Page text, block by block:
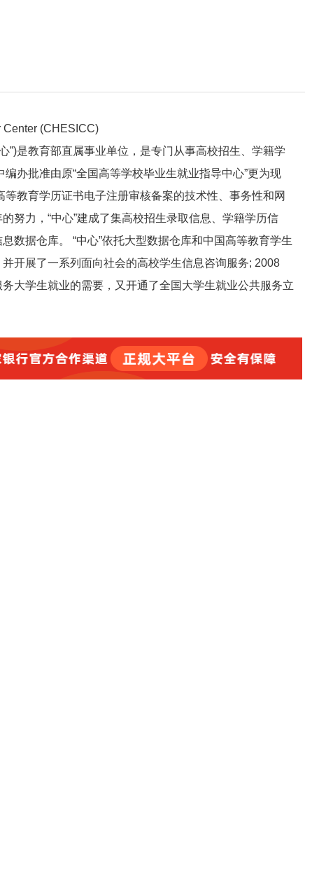
Center (CHESICC)
”)是教育部直属事业单位，是专门从事高校招生、学籍学
办批准由原“全国高等学校毕业生就业指导中心”更为现
教育学历证书电子注册审核备案的技术性、事务性和网
努力，“中心”建成了集高校招生录取信息、学籍学历信
数据仓库。 “中心”依托大型数据仓库和中国高等教育学生
开展了一系列面向社会的高校学生信息咨询服务; 2008
大学生就业的需要，又开通了全国大学生就业公共服务立